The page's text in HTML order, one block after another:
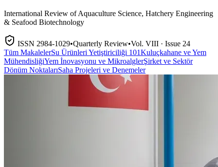
International Review of Aquaculture Science, Hatchery Engineering
& Seafood Biotechnology
ISSN 2984-1029•Quarterly Review•Vol. VIII · Issue 24
Tüm MakalelerSu Ürünleri Yetiştiriciliği 101Kuluçkahane ve Yem
MühendisliğiYem İnovasyonu ve MikroalglerŞirket ve Sektör
Dönüm NoktalarıSaha Projeleri ve Denemeler